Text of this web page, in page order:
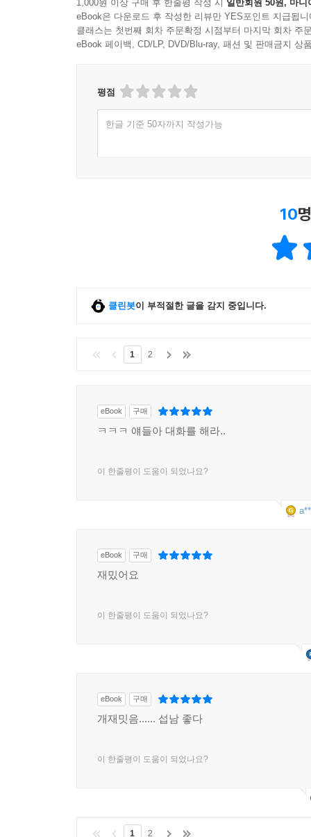
1,000원 이상 구매 후 한줄평 작성 시 일반회원 50원, 마니
eBook은 다운로드 후 작성한 리뷰만 YES포인트 지급됩니
클래스는 첫번째 회차 주문확정 시점부터 마지막 회차 주
eBook 페이백, CD/LP, DVD/Blu-ray, 패션 및 판매금지 상
평점
한글 기준 50자까지 작성가능
10
클린봇이 부적절한 글을 감지 중입니다.
1 2
eBook 구매
ㅋㅋㅋ 얘들아 대화를 해라..
이 한줄평이 도움이 되었나요?
eBook 구매
재밌어요
이 한줄평이 도움이 되었나요?
eBook 구매
개재밋음...... 섭남 좋다
이 한줄평이 도움이 되었나요?
1 2